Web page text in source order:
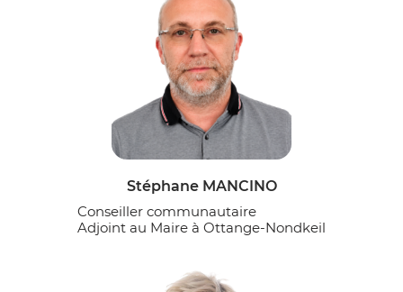
Stéphane MANCINO
Conseiller communautaire
Adjoint au Maire à Ottange-Nondkeil